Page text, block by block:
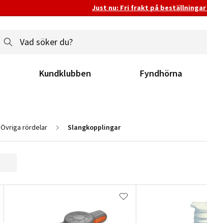
Just nu: Fri frakt på beställningar
Kundklubben Fyndhörna
Övriga rördelar Slangkopplingar